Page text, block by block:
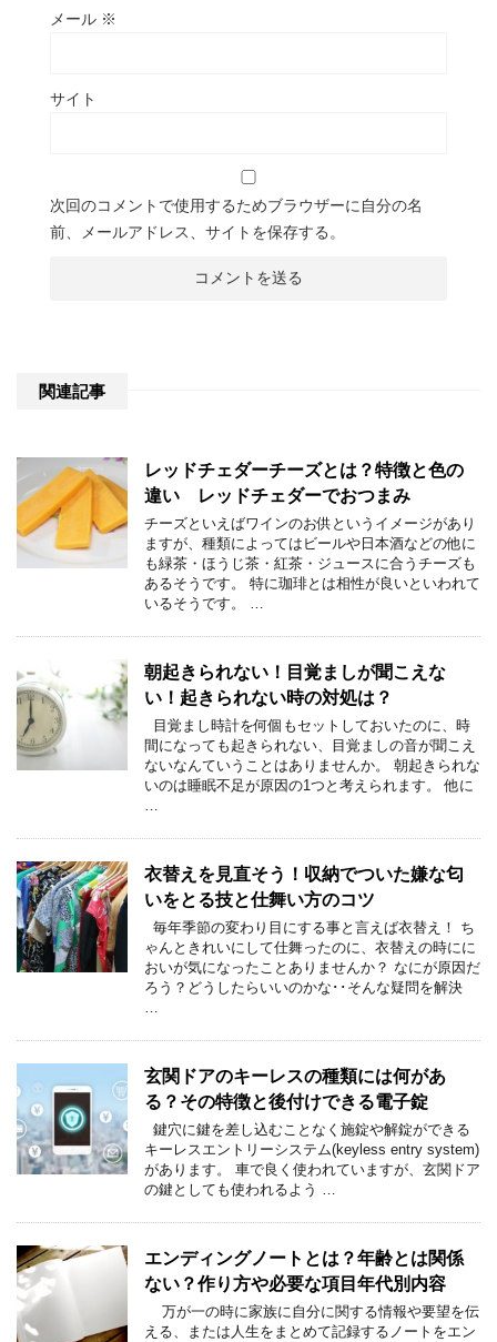
メール ※
サイト
次回のコメントで使用するためブラウザーに自分の名
前、メールアドレス、サイトを保存する。
関連記事
レッドチェダーチーズとは？特徴と色の
違い レッドチェダーでおつまみ
チーズといえばワインのお供というイメージがあり
ますが、種類によってはビールや日本酒などの他に
も緑茶・ほうじ茶・紅茶・ジュースに合うチーズも
あるそうです。 特に珈琲とは相性が良いといわれて
いるそうです。 …
朝起きられない！目覚ましが聞こえな
い！起きられない時の対処は？
目覚まし時計を何個もセットしておいたのに、時
間になっても起きられない、目覚ましの音が聞こえ
ないなんていうことはありませんか。 朝起きられな
いのは睡眠不足が原因の1つと考えられます。 他に
…
衣替えを見直そう！収納でついた嫌な匂
いをとる技と仕舞い方のコツ
毎年季節の変わり目にする事と言えば衣替え！ ち
ゃんときれいにして仕舞ったのに、衣替えの時にに
おいが気になったことありませんか？ なにが原因だ
ろう？どうしたらいいのかな･･そんな疑問を解決
…
玄関ドアのキーレスの種類には何があ
る？その特徴と後付けできる電子錠
鍵穴に鍵を差し込むことなく施錠や解錠ができる
キーレスエントリーシステム(keyless entry system)
があります。 車で良く使われていますが、玄関ドア
の鍵としても使われるよう …
エンディングノートとは？年齢とは関係
ない？作り方や必要な項目年代別内容
万が一の時に家族に自分に関する情報や要望を伝
える、または人生をまとめて記録するノートをエン